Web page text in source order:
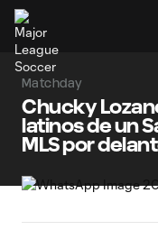
Matchday
Chucky
latinos de un
MLS por